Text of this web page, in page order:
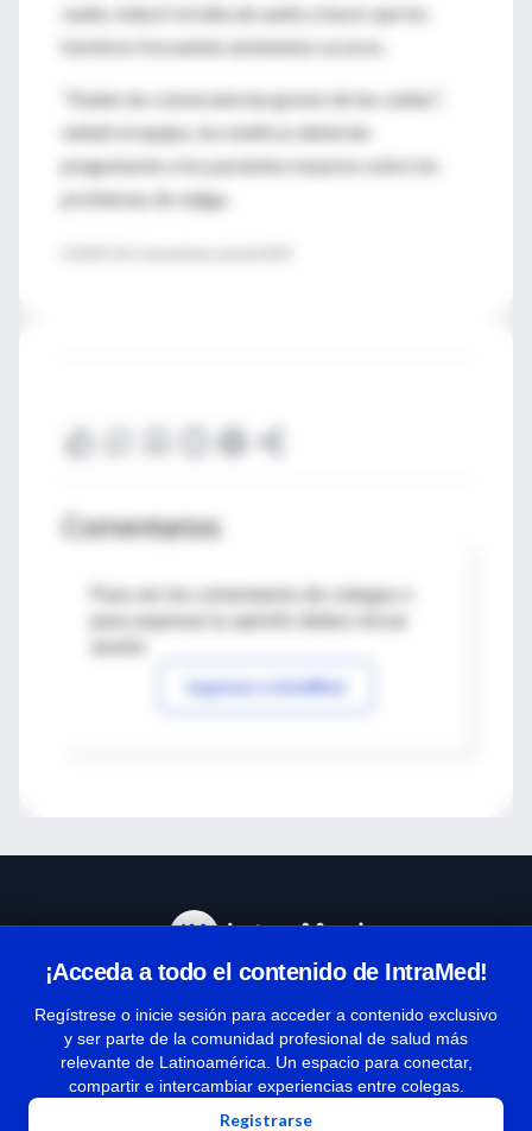
sueño, inducir la falta de sueño y hacer que los
hombres frecuenten ambientes oscuros.
"Dadas las consecuencias graves de las caídas",
señaló el equipo, los médicos deberían
preguntarles a los pacientes mayores sobre los
problemas de vejiga.
Comentarios
Para ver los comentarios de colegas o
Ingresar a IntraMed
¡Acceda a todo el contenido de IntraMed!
Regístrese o inicie sesión para acceder a contenido exclusivo
y ser parte de la comunidad profesional de salud más
relevante de Latinoamérica. Un espacio para conectar,
compartir e intercambiar experiencias entre colegas.
Registrarse
Términos y condiciones
| Políticas de privacidad
| Todos los derechos reservados | Copyright 1997-2026